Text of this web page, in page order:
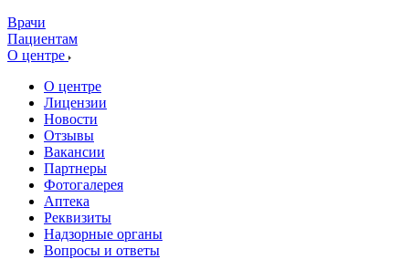
Врачи
Пациентам
О центре
О центре
Лицензии
Новости
Отзывы
Вакансии
Партнеры
Фотогалерея
Аптека
Реквизиты
Надзорные органы
Вопросы и ответы